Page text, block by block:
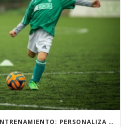
REVOLUCIONA TU ENTRENAMIENTO: PERSONALIZA TU EQUIPAMIENTO DEPORTIVO PARA UN RENDIMIENTO ÓPTIMO